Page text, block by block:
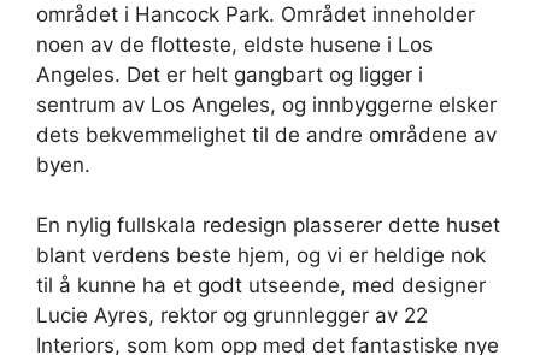
området i Hancock Park. Området inneholder
noen av de flotteste, eldste husene i Los
Angeles. Det er helt gangbart og ligger i
sentrum av Los Angeles, og innbyggerne elsker
dets bekvemmelighet til de andre områdene av
byen.
En nylig fullskala redesign plasserer dette huset
blant verdens beste hjem, og vi er heldige nok
til å kunne ha et godt utseende, med designer
Lucie Ayres, rektor og grunnlegger av 22
Interiors, som kom opp med det fantastiske nye